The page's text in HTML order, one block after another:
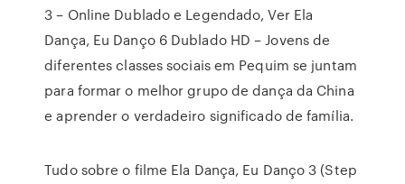
3 – Online Dublado e Legendado, Ver Ela
Dança, Eu Danço 6 Dublado HD – Jovens de
diferentes classes sociais em Pequim se juntam
para formar o melhor grupo de dança da China
e aprender o verdadeiro significado de família.
Tudo sobre o filme Ela Dança, Eu Danço 3 (Step